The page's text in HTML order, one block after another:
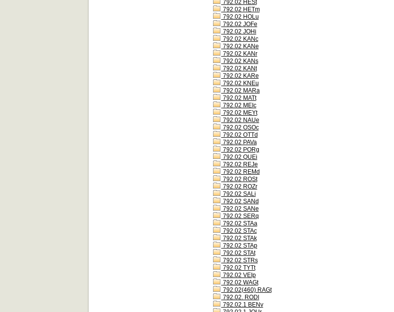
792.02 HESt
792.02 HETm
792.02 HOLu
792.02 JOFe
792.02 JOHi
792.02 KANc
792.02 KANe
792.02 KANr
792.02 KANs
792.02 KANt
792.02 KARe
792.02 KNEu
792.02 MARa
792.02 MATt
792.02 MEIc
792.02 MEYt
792.02 NAUe
792.02 OSOc
792.02 OTTd
792.02 PAVa
792.02 PORg
792.02 QUEi
792.02 REJe
792.02 REMd
792.02 ROSt
792.02 ROZr
792.02 SALi
792.02 SANd
792.02 SANe
792.02 SERq
792.02 STAa
792.02 STAc
792.02 STAk
792.02 STAp
792.02 STAt
792.02 STRs
792.02 TYTt
792.02 VEIp
792.02 WAGt
792.02(460) RAGt
792.02. RODl
792.02.1 BENv